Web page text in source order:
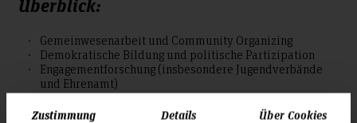
Zustimmung Details Über Cookies
Gemeinwesenarbeit und Community Organizing
Demokratische Bildung und politische Partizipation
Engagementforschung (insbesondere Jugendverbände
und Ehrenamt)
Grundbildungs- und Literalitätsforschung
Empirische Methoden der qualitativen Sozialforschung